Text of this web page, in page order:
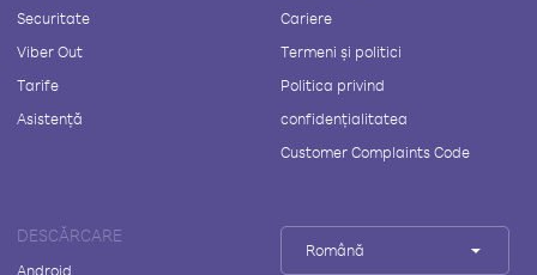
Securitate
Viber Out
Tarife
Asistență
Cariere
Termeni și politici
Politica privind
confidențialitatea
Customer Complaints Code
DESCĂRCARE
Android
Română